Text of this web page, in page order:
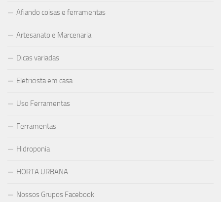
Afiando coisas e ferramentas
Artesanato e Marcenaria
Dicas variadas
Eletricista em casa
Uso Ferramentas
Ferramentas
Hidroponia
HORTA URBANA
Nossos Grupos Facebook